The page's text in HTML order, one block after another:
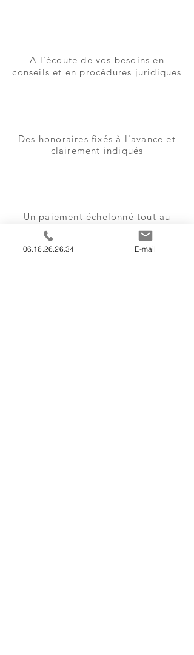
A l'écoute de vos besoins en
conseils et en procédures juridiques
Des honoraires fixés à l'avance et
clairement indiqués
Un paiement échelonné tout au
long de votre procédure
06.16.26.26.34 E-mail